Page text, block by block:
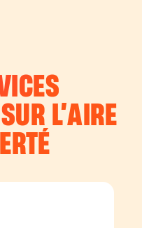
L’AIRE